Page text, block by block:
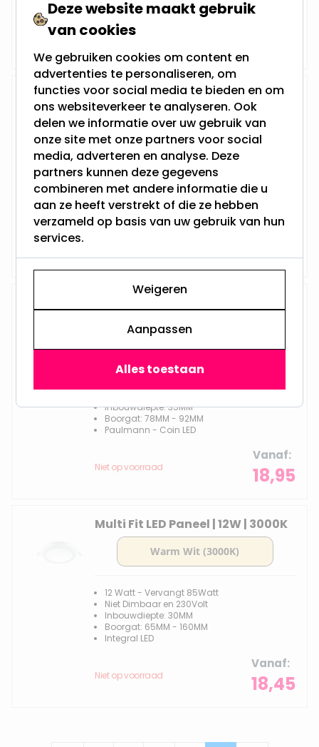
Niet op voorraad
SceneSwitch inbouwspot | Bald
Philips Scheneswitch
3 Standen dimbaar en 230Volt
Inbouwdiepte: 55MM
Boorgat: 78MM - 92MM
Philips LED - GU10
16,45
Govert
Inbouwdiepte: 35MM
Boorgat: 78MM - 92MM
Paulmann - Coin LED
Niet op voorraad
Vanaf
18,95
Multi Fit LED Paneel | 12W | 3000K
12 Watt - Vervangt 85Watt
Niet Dimbaar en 230Volt
Inbouwdiepte: 30MM
Boorgat: 65MM - 160MM
Integral LED
Niet op voorraad
Vanaf
18,45
Deze website maakt gebruik
van cookies
We gebruiken cookies om content en
advertenties te personaliseren, om
functies voor social media te bieden en om
ons websiteverkeer te analyseren. Ook
delen we informatie over uw gebruik van
onze site met onze partners voor social
media, adverteren en analyse. Deze
partners kunnen deze gegevens
combineren met andere informatie die u
aan ze heeft verstrekt of die ze hebben
verzameld op basis van uw gebruik van hun
services.
Weigeren
Aanpassen
Alles toestaan